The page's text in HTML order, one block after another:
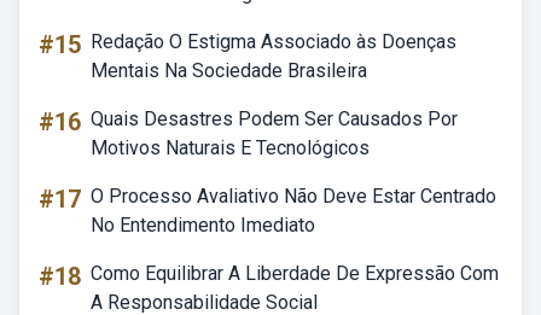
#15 Redação O Estigma Associado às Doenças
Mentais Na Sociedade Brasileira
#16 Quais Desastres Podem Ser Causados Por
Motivos Naturais E Tecnológicos
#17 O Processo Avaliativo Não Deve Estar Centrado
No Entendimento Imediato
#18 Como Equilibrar A Liberdade De Expressão Com
A Responsabilidade Social